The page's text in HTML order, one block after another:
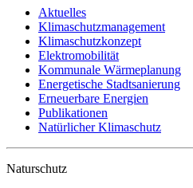
Aktuelles
Klimaschutzmanagement
Klimaschutzkonzept
Elektromobilität
Kommunale Wärmeplanung
Energetische Stadtsanierung
Erneuerbare Energien
Publikationen
Natürlicher Klimaschutz
Naturschutz